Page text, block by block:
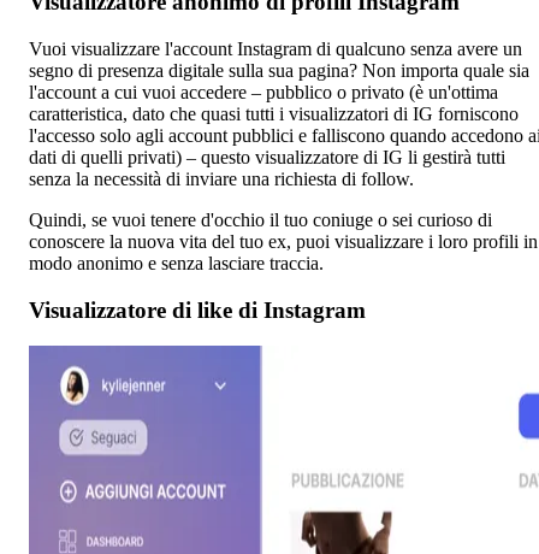
Vuoi visualizzare l'account Instagram di qualcuno senza avere un
segno di presenza digitale sulla sua pagina? Non importa quale sia
l'account a cui vuoi accedere – pubblico o privato (è un'ottima
caratteristica, dato che quasi tutti i visualizzatori di IG forniscono
l'accesso solo agli account pubblici e falliscono quando accedono
dati di quelli privati) – questo visualizzatore di IG li gestirà tutti
senza la necessità di inviare una richiesta di follow.
Quindi, se vuoi tenere d'occhio il tuo coniuge o sei curioso di
conoscere la nuova vita del tuo ex, puoi visualizzare i loro profili in
modo anonimo e senza lasciare traccia.
Visualizzatore di like di Instagram